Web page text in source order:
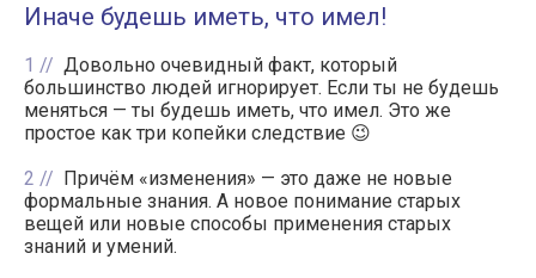
Иначе будешь иметь, что имел!
1
Довольно очевидный факт, который
большинство людей игнорирует. Если ты не будешь
меняться — ты будешь иметь, что имел. Это же
простое как три копейки следствие 😉
2
Причём «изменения» — это даже не новые
формальные знания. А новое понимание старых
вещей или новые способы применения старых
знаний и умений.